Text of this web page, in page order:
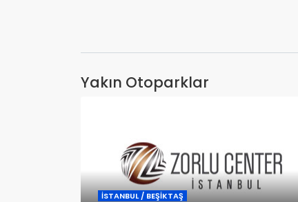
Yakın Otoparklar
İSTANBUL / BEŞİKTAŞ